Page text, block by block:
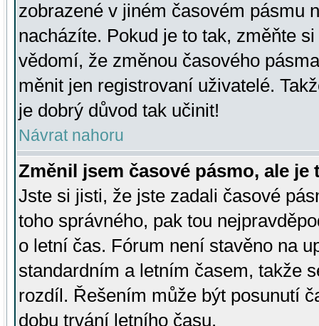
zobrazené v jiném časovém pásmu
nacházíte. Pokud je to tak, změňte
vědomí, že změnou časového
měnit jen registrovaní uživatelé.
je dobrý důvod tak učinit!
Návrat nahoru
Změnil jsem časové pásmo, ale je
Jste si jisti, že jste zadali časové
toho správného, pak tou
o letní čas. Fórum není stavěno na
standardním a letním časem, takže
rozdíl. Řešením může být posunutí
dobu trvání letního času.